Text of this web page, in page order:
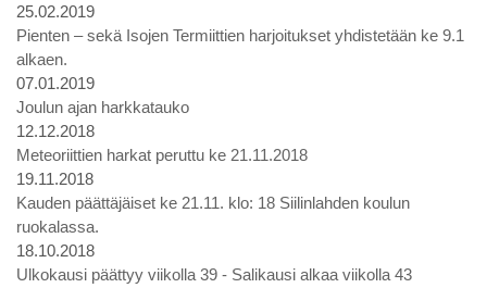
25.02.2019
Pienten – sekä Isojen Termiittien harjoitukset yhdistetään ke 9.1
alkaen.
07.01.2019
Joulun ajan harkkatauko
12.12.2018
Meteoriittien harkat peruttu ke 21.11.2018
19.11.2018
Kauden päättäjäiset ke 21.11. klo: 18 Siilinlahden koulun
ruokalassa.
18.10.2018
Ulkokausi päättyy viikolla 39 - Salikausi alkaa viikolla 43